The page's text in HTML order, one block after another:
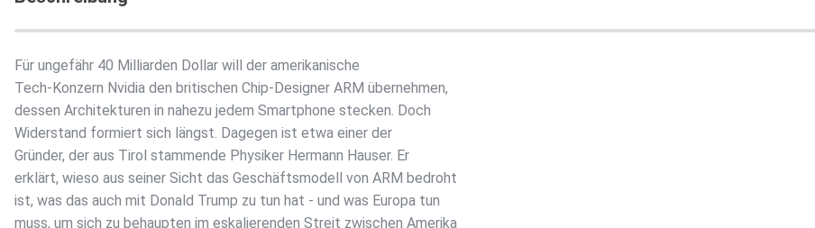
Für ungefähr 40 Milliarden Dollar will der amerikanische
Tech-Konzern Nvidia den britischen Chip-Designer ARM übernehmen,
dessen Architekturen in nahezu jedem Smartphone stecken. Doch
Widerstand formiert sich längst. Dagegen ist etwa einer der
Gründer, der aus Tirol stammende Physiker Hermann Hauser. Er
erklärt, wieso aus seiner Sicht das Geschäftsmodell von ARM bedroht
ist, was das auch mit Donald Trump zu tun hat - und was Europa tun
muss, um sich zu behaupten im eskalierenden Streit zwischen Amerika